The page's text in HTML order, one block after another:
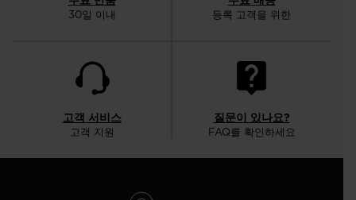
30일 이내 등록 고객을 위한
고객 서비스
고객 지원
질문이 있나요?
FAQ를 확인하세요